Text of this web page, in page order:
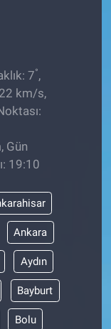
7°,
km/s,
Gün
19:10
Ankara
Aydın
Bayburt
Bolu